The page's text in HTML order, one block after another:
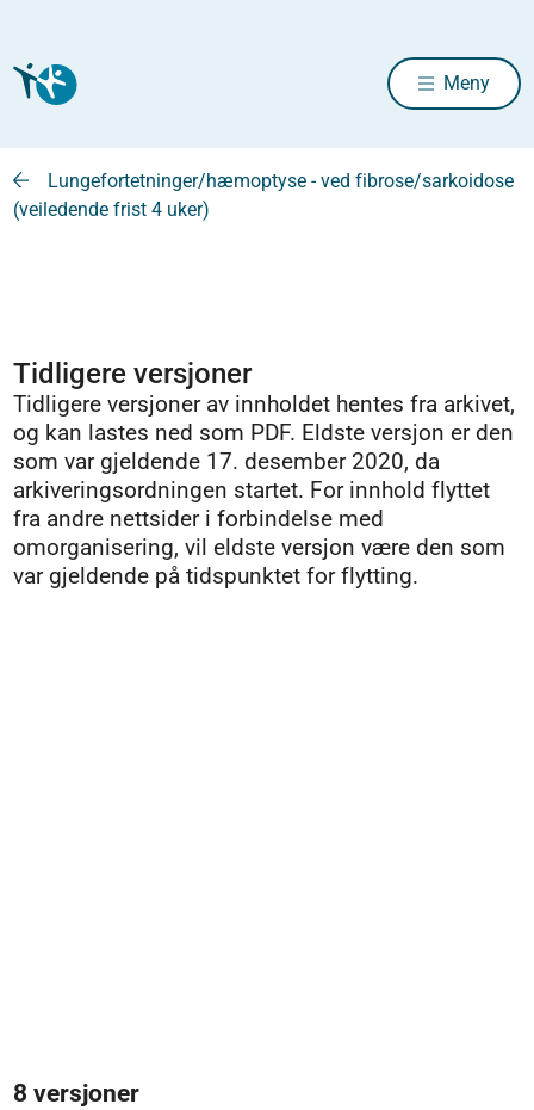
Meny
Lungefortetninger/hæmoptyse - ved fibrose/sarkoidose
(veiledende frist 4 uker)
Tidligere versjoner
Tidligere versjoner av innholdet hentes fra arkivet,
og kan lastes ned som PDF. Eldste versjon er den
som var gjeldende 17. desember 2020, da
arkiveringsordningen startet. For innhold flyttet
fra andre nettsider i forbindelse med
omorganisering, vil eldste versjon være den som
var gjeldende på tidspunktet for flytting.
8 versjoner